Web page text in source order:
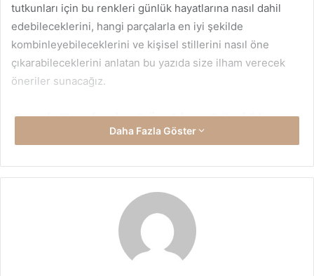
tutkunları için bu renkleri günlük hayatlarına nasıl dahil
edebileceklerini, hangi parçalarla en iyi şekilde
kombinleyebileceklerini ve kişisel stillerini nasıl öne
çıkarabileceklerini anlatan bu yazıda size ilham verecek
öneriler sunacağız.
Canlı Tonlarla Göz Alıcı Günlük
Kombinler
2025’in renk trendleri, sadece özel günlerde değil günlük
favori renkleri arasındaelektrik mavisi
solar sarı
gibi iddialı tonlar yer alıyor. Bu
renkler sayesinde sıradan bir gün bile enerjik ve stil sahibi
Daha Fazla Göster